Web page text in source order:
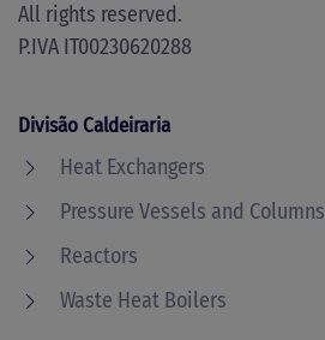
All rights reserved.
P.IVA IT00230620288
Divisão Caldeiraria
Heat Exchangers
Pressure Vessels and Columns
Reactors
Waste Heat Boilers